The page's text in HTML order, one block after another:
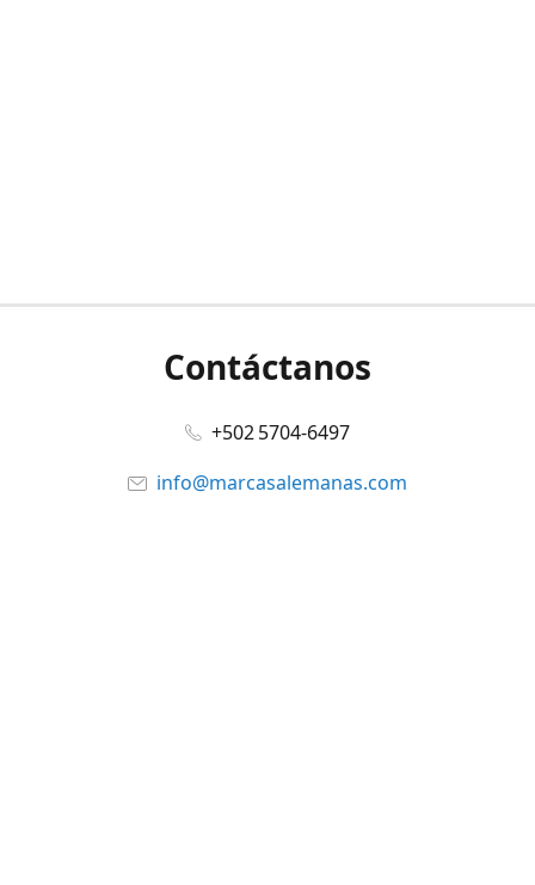
Contáctanos
+502 5704-6497
info@marcasalemanas.com